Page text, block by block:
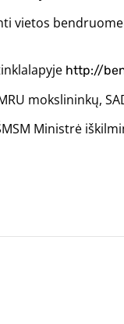
vietos
http://
mokslininkų,
Ministrė